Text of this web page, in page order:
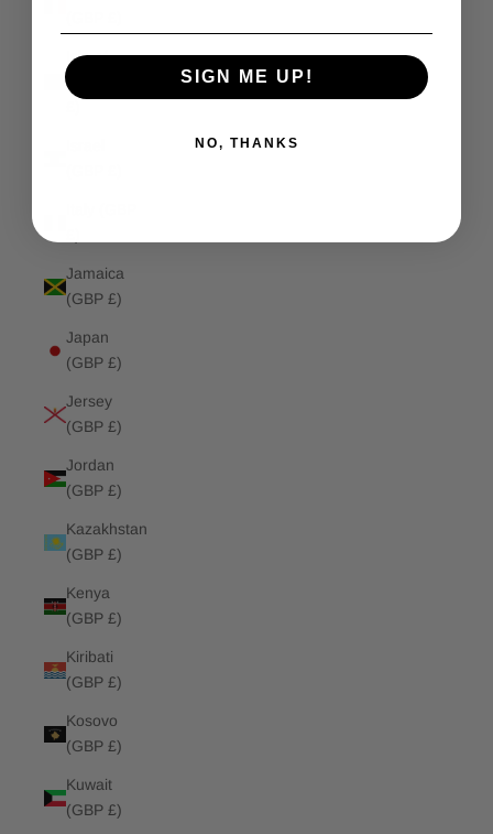
Isle of
Man (GBP
Jamaica
(GBP £)
Japan
(GBP £)
Jersey
(GBP £)
Jordan
(GBP £)
Kazakhstan
(GBP £)
Kenya
(GBP £)
Kiribati
(GBP £)
Kosovo
(GBP £)
Kuwait
(GBP £)
SIGN ME UP!
NO, THANKS